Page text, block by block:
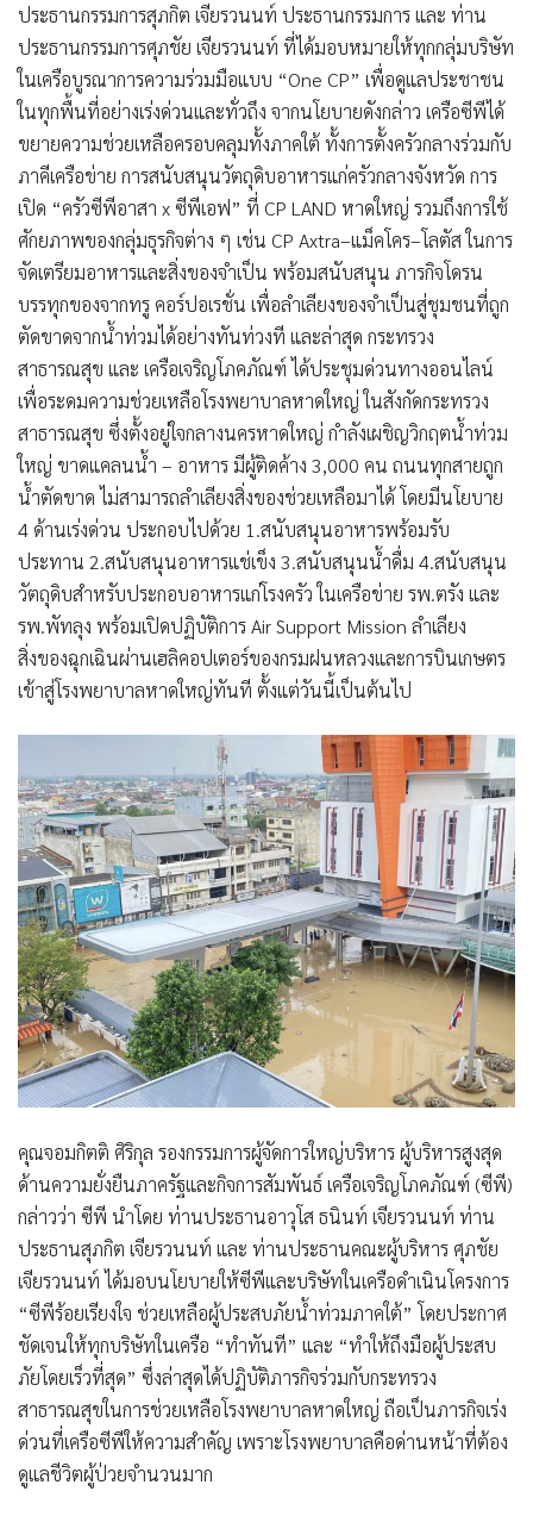
ประธานกรรมการสุภกิต เจียรวนนท์ ประธานกรรมการ และ ท่าน
ประธานกรรมการศุภชัย เจียรวนนท์ ที่ได้มอบหมายให้ทุกกลุ่มบริษัท
ในเครือบูรณาการความร่วมมือแบบ “One CP” เพื่อดูแลประชาชน
ในทุกพื้นที่อย่างเร่งด่วนและทั่วถึง จากนโยบายดังกล่าว เครือซีพีได้
ขยายความช่วยเหลือครอบคลุมทั้งภาคใต้ ทั้งการตั้งครัวกลางร่วมกับ
ภาคีเครือข่าย การสนับสนุนวัตถุดิบอาหารแก่ครัวกลางจังหวัด การ
เปิด “ครัวซีพีอาสา x ซีพีเอฟ” ที่ CP LAND หาดใหญ่ รวมถึงการใช้
ศักยภาพของกลุ่มธุรกิจต่าง ๆ เช่น CP Axtra–แม็คโคร–โลตัส ในการ
จัดเตรียมอาหารและสิ่งของจำเป็น พร้อมสนับสนุน ภารกิจโดรน
บรรทุกของจากทรู คอร์ปอเรชั่น เพื่อลำเลียงของจำเป็นสู่ชุมชนที่ถูก
ตัดขาดจากน้ำท่วมได้อย่างทันท่วงที และล่าสุด กระทรวง
สาธารณสุข และ เครือเจริญโภคภัณฑ์ ได้ประชุมด่วนทางออนไลน์
เพื่อระดมความช่วยเหลือโรงพยาบาลหาดใหญ่ ในสังกัดกระทรวง
สาธารณสุข ซึ่งตั้งอยู่ใจกลางนครหาดใหญ่ กำลังเผชิญวิกฤตน้ำท่วม
ใหญ่ ขาดแคลนน้ำ – อาหาร มีผู้ติดค้าง 3,000 คน ถนนทุกสายถูก
น้ำตัดขาด ไม่สามารถลำเลียงสิ่งของช่วยเหลือมาได้ โดยมีนโยบาย
4 ด้านเร่งด่วน ประกอบไปด้วย 1.สนับสนุนอาหารพร้อมรับ
ประทาน 2.สนับสนุนอาหารแช่เข็ง 3.สนับสนุนน้ำดื่ม 4.สนับสนุน
วัตถุดิบสำหรับประกอบอาหารแก่โรงครัว ในเครือข่าย รพ.ตรัง และ
รพ.พัทลุง พร้อมเปิดปฏิบัติการ Air Support Mission ลำเลียง
สิ่งของฉุกเฉินผ่านเฮลิคอปเตอร์ของกรมฝนหลวงและการบินเกษตร
เข้าสู่โรงพยาบาลหาดใหญ่ทันที ตั้งแต่วันนี้เป็นต้นไป
คุณจอมกิตติ ศิริกุล รองกรรมการผู้จัดการใหญ่บริหาร ผู้บริหารสูงสุด
ด้านความยั่งยืนภาครัฐและกิจการสัมพันธ์ เครือเจริญโภคภัณฑ์ (ซีพี)
กล่าวว่า ซีพี นำโดย ท่านประธานอาวุโส ธนินท์ เจียรวนนท์ ท่าน
ประธานสุภกิต เจียรวนนท์ และ ท่านประธานคณะผู้บริหาร ศุภชัย
เจียรวนนท์ ได้มอบนโยบายให้ซีพีและบริษัทในเครือดำเนินโครงการ
“ซีพีร้อยเรียงใจ ช่วยเหลือผู้ประสบภัยน้ำท่วมภาคใต้” โดยประกาศ
ชัดเจนให้ทุกบริษัทในเครือ “ทำทันที” และ “ทำให้ถึงมือผู้ประสบ
ภัยโดยเร็วที่สุด” ซึ่งล่าสุดได้ปฏิบัติภารกิจร่วมกับกระทรวง
สาธารณสุขในการช่วยเหลือโรงพยาบาลหาดใหญ่ ถือเป็นภารกิจเร่ง
ด่วนที่เครือซีพีให้ความสำคัญ เพราะโรงพยาบาลคือด่านหน้าที่ต้อง
ดูแลชีวิตผู้ป่วยจำนวนมาก